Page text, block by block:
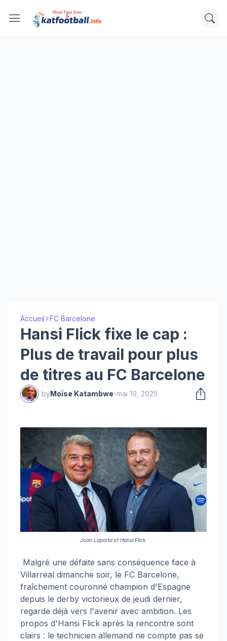
Accueil FC Barcelone
Hansi Flick fixe le cap :
Plus de travail pour plus
de titres au FC Barcelone
byMoïse Katambwe-mai 19, 2025
Joan Laporta et Hansi Flick
Malgré une défaite sans conséquence face à
Villarreal dimanche soir, le FC Barcelone,
fraîchement couronné champion d'Espagne
depuis le derby victorieux de jeudi dernier,
regarde déjà vers l'avenir avec ambition. Les
propos d'Hansi Flick après la rencontre sont
clairs : le technicien allemand ne compte pas se